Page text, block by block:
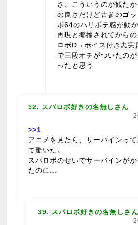
さ、こういうのが観た
の良さだけど古参のゴ
ボ64のハリボテ感が動
再現と揶揄されてから
ロボD→ボイス付き忠実
で三段オチがついたの
ったと思う
32. スパロボ好きの名無しさん
>>1
アニメを見たら、サーバインっ
て驚いた。
スパロボのせいでサーバインが
たのに...
39. スパロボ好きの名無しさん